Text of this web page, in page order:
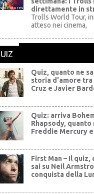
Pictures
direttamente in
Trolls World Tour,
atteso nei cinema,
Quiz, quanto ne
storia d'amore tra
Cruz e Javier
Quiz: arriva
Rhapsody, quanto
Freddie Mercury e
First Man – Il quiz,
sai su Neil
conquista della